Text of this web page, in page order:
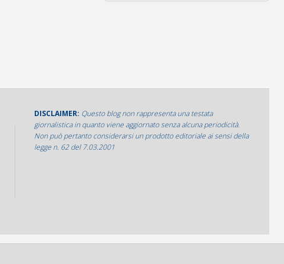
DISCLAIMER: Questo blog non rappresenta una testata
giornalistica in quanto viene aggiornato senza alcuna periodicità.
Non può pertanto considerarsi un prodotto editoriale ai sensi della
legge n. 62 del 7.03.2001